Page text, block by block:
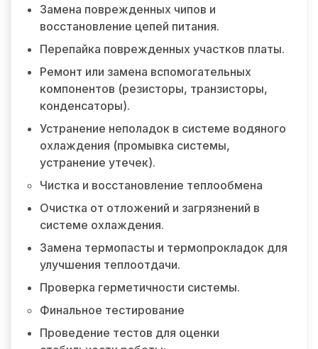
Замена поврежденных чипов и
восстановление цепей питания.
Перепайка поврежденных участков платы.
Ремонт или замена вспомогательных
компонентов (резисторы, транзисторы,
конденсаторы).
Устранение неполадок в системе водяного
охлаждения (промывка системы,
устранение утечек).
Чистка и восстановление теплообмена
Очистка от отложений и загрязнений в
системе охлаждения.
Замена термопасты и термопрокладок для
улучшения теплоотдачи.
Проверка герметичности системы.
Финальное тестирование
Проведение тестов для оценки